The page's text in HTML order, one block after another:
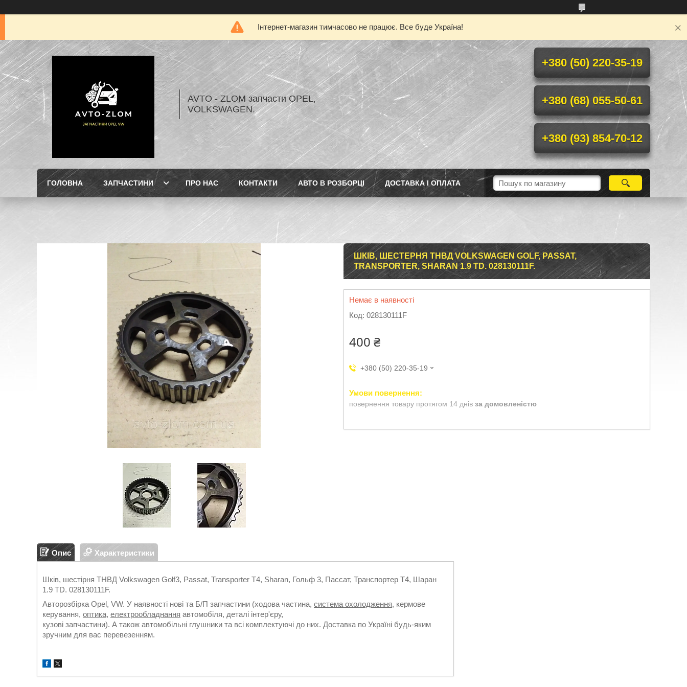
Інтернет-магазин тимчасово не працює. Все буде Україна!
AVTO - ZLOM запчасти OPEL,
VOLKSWAGEN.
+380 (50) 220-35-19
+380 (68) 055-50-61
+380 (93) 854-70-12
ГОЛОВНА ЗАПЧАСТИНИ ПРО НАС КОНТАКТИ АВТО В РОЗБОРЦІ ДОСТАВКА І ОПЛАТА
ШКІВ, ШЕСТЕРНЯ ТНВД VOLKSWAGEN GOLF, PASSAT,
TRANSPORTER, SHARAN 1.9 TD. 028130111F.
Немає в наявності
Код: 028130111F
400 ₴
+380 (50) 220-35-19
повернення товару протягом 14 днів за домовленістю
Опис Характеристики
Шків, шестірня ТНВД Volkswagen Golf3, Passat, Transporter Т4, Sharan, Гольф 3, Пассат, Транспортер Т4, Шаран
1.9 TD. 028130111F.
Авторозбірка Opel, VW. У наявності нові та Б/П запчастини (ходова частина, система охолодження, кермове
керування, оптика, електрообладнання автомобіля, деталі інтер'єру,
кузові запчастини). А також автомобільні глушники та всі комплектуючі до них. Доставка по Україні будь-яким
зручним для вас перевезенням.